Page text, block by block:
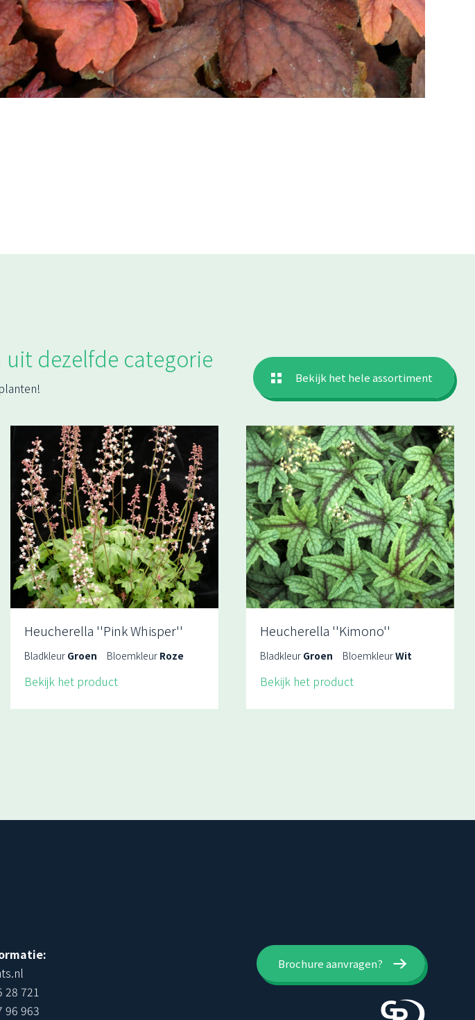
dezelfde categorie
Bekijk het hele assortiment
Heucherella ''Pink Whisper''
Bladkleur Groen Bloemkleur Roze
Bekijk het product
Heucherella ''Kimono''
Bladkleur Groen BloemkleurWit
Bekijk het product
28 721
96 963
Brochure aanvragen?